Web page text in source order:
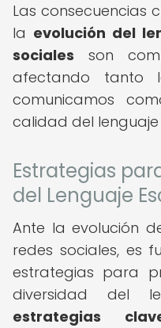
Las consecuencias
la evolución del
sociales son
afectando tanto
comunicamos
calidad del
Estrategias
del Lenguaje
Ante la evolución
redes sociales, es
estrategias para
diversidad del
estrategias